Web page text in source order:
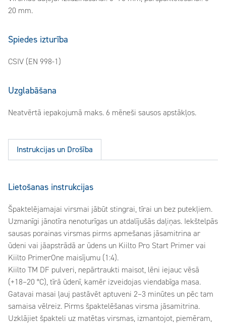
20 mm.
Spiedes izturība
CSIV (EN 998-1)
Uzglabāšana
Neatvērtā iepakojumā maks. 6 mēneši sausos apstākļos.
Instrukcijas un Drošība
Lietošanas instrukcijas
Špaktelējamajai virsmai jābūt stingrai, tīrai un bez putekļiem.
Uzmanīgi jānotīra nenoturīgas un atdalījušās daļiņas. Iekštelpās
sausas porainas virsmas pirms apmešanas jāsamitrina ar
ūdeni vai jāapstrādā ar ūdens un Kiilto Pro Start Primer vai
Kiilto PrimerOne maisījumu (1:4).
Kiilto TM DF pulveri, nepārtraukti maisot, lēni iejauc vēsā
(+18–20 °C), tīrā ūdenī, kamēr izveidojas viendabīga masa.
Gatavai masai ļauj pastāvēt aptuveni 2–3 minūtes un pēc tam
samaisa vēlreiz. Pirms špaktelēšanas virsma jāsamitrina.
Uzklājiet špakteli uz matētas virsmas, izmantojot, piemēram,